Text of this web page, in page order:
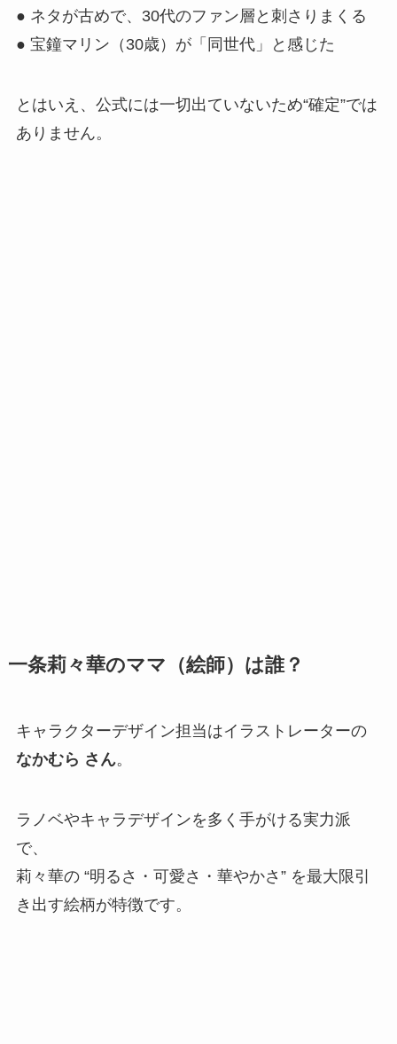
● ネタが古めで、30代のファン層と刺さりまくる
● 宝鐘マリン（30歳）が「同世代」と感じた
とはいえ、公式には一切出ていないため“確定”では
ありません。
一条莉々華のママ（絵師）は誰？
キャラクターデザイン担当はイラストレーターの
なかむら さん。
ラノベやキャラデザインを多く手がける実力派
で、
莉々華の “明るさ・可愛さ・華やかさ” を最大限引
き出す絵柄が特徴です。